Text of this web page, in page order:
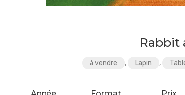
Rabbit
à vendre , Lapin ,